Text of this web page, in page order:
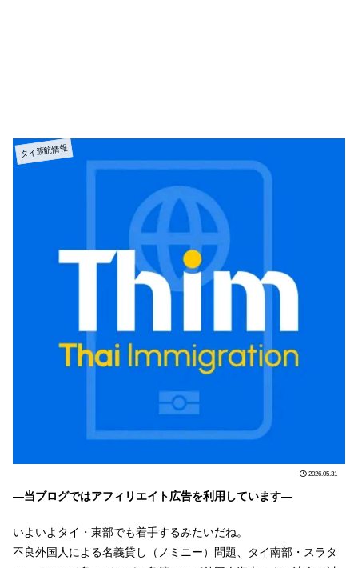
タイ渡航情報
2026.05.31
―当ブログではアフィリエイト広告を利用しています―
いよいよタイ・東部でも着手するみたいだね。
不良外国人による名義貸し（ノミニー）問題、タイ南部・スラタ